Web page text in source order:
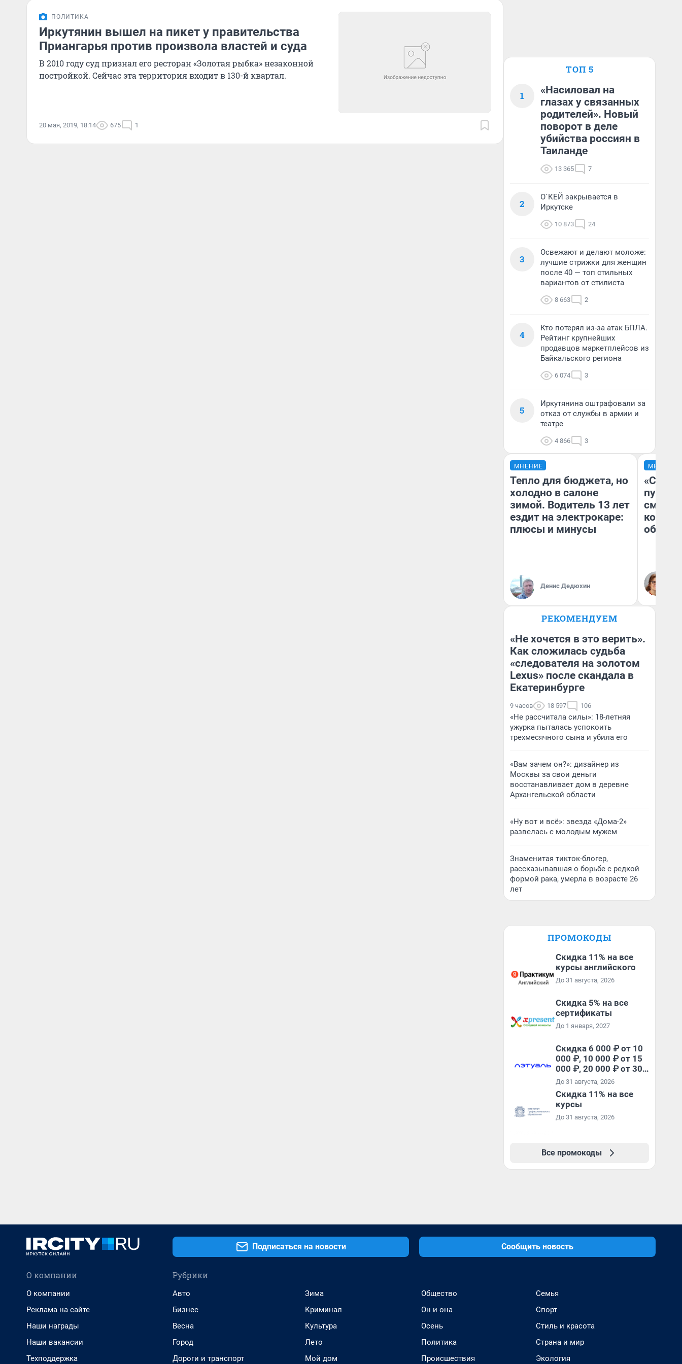
ПОЛИТИКА
Иркутянин вышел на пикет у правительства
Приангарья против произвола властей и суда
В 2010 году суд признал его ресторан «Золотая рыбка» незаконной
постройкой. Сейчас эта территория входит в 130-й квартал.
20 мая, 2019, 18:14 675 1
ТОП 5
1
«Насиловал на
глазах у связанных
родителей». Новый
поворот в деле
убийства россиян в
Таиланде
13 365 7
2
О`КЕЙ закрывается в
Иркутске
10 873 24
3
Освежают и делают моложе:
лучшие стрижки для женщин
после 40 — топ стильных
вариантов от стилиста
8 663 2
4
Кто потерял из-за атак БПЛА.
Рейтинг крупнейших
продавцов маркетплейсов из
Байкальского региона
6 074 3
5
Иркутянина оштрафовали за
отказ от службы в армии и
театре
4 866 3
МНЕНИЕ
Тепло для бюджета, но
холодно в салоне
зимой. Водитель 13 лет
ездит на электрокаре:
плюсы и минусы
Денис Дедюхин
МНЕНИЕ
РЕКОМЕНДУЕМ
«Не хочется в это верить».
Как сложилась судьба
«следователя на золотом
Lexus» после скандала в
Екатеринбурге
9 часов 18 597 106
«Не рассчитала силы»: 18-летняя
ужурка пыталась успокоить
трехмесячного сына и убила его
«Вам зачем он?»: дизайнер из
Москвы за свои деньги
восстанавливает дом в деревне
Архангельской области
«Ну вот и всё»: звезда «Дома-2»
развелась с молодым мужем
Знаменитая тикток-блогер,
рассказывавшая о борьбе с редкой
формой рака, умерла в возрасте 26
лет
ПРОМОКОДЫ
Скидка 11% на все
курсы английского
До 31 августа, 2026
Скидка 5% на все
сертификаты
До 1 января, 2027
Скидка 6 000 ₽ от 10
000 ₽, 10 000 ₽ от 15
000 ₽, 20 000 ₽ от 30
000 ₽ и 35 000 ₽ от 50
000 ₽ на первый и все
повторные заказы по
промокоду НАБЕРИ
До 31 августа, 2026
Скидка 11% на все
курсы
До 31 августа, 2026
Все промокоды
Подписаться на новости Сообщить новость
О компании
О компании
Реклама на сайте
Наши награды
Наши вакансии
Техподдержка
Рубрики
Авто
Бизнес
Весна
Город
Дороги и транспорт
Зима
Криминал
Культура
Лето
Мой дом
Общество
Он и она
Осень
Политика
Происшествия
Семья
Спорт
Стиль и красота
Страна и мир
Экология